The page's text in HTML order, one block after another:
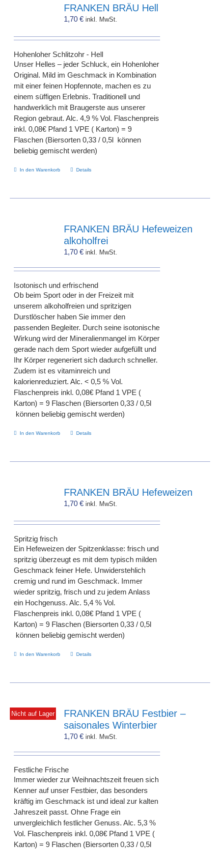
FRANKEN BRÄU Hell
1,70€ inkl. MwSt.
Hohenloher Schlitzohr - Hell
Unser Helles – jeder Schluck, ein Hohenloher
Original. Mild im Geschmack in Kombination
mit einer feinen Hopfennote, machen es zu
einem süffigen Erlebnis. Traditionell und
handwerklich mit Braugerste aus unserer
Region gebraut. Alc. 4,9 % Vol. Flaschenpreis
inkl. 0,08€ Pfand 1 VPE ( Karton) = 9
Flaschen (Biersorten 0,33 / 0,5l können
beliebig gemischt werden)
In den Warenkorb Details
FRANKEN BRÄU Hefeweizen
alkoholfrei
1,70€ inkl. MwSt.
Isotonisch und erfrischend
Ob beim Sport oder in der Freizeit mit
unserem alkoholfreien und spritzigen
Durstlöscher haben Sie immer den
passenden Begleiter. Durch seine isotonische
Wirkung wird der Mineralienmangel im Körper
gerade nach dem Sport wieder aufgefüllt und
Ihr Körper regeneriert sich dadurch schneller.
Zudem ist es vitaminreich und
kalorienreduziert. Alc. < 0,5 % Vol.
Flaschenpreis inkl. 0,08€ Pfand 1 VPE (
Karton) = 9 Flaschen (Biersorten 0,33 / 0,5l
können beliebig gemischt werden)
In den Warenkorb Details
FRANKEN BRÄU Hefeweizen
1,70€ inkl. MwSt.
Spritzig frisch
Ein Hefeweizen der Spitzenklasse: frisch und
spritzig überzeugt es mit dem typisch milden
Geschmack feiner Hefe. Unwiderstehlich
cremig und rund im Geschmack. Immer
wieder spritzig, frisch und zu jedem Anlass
ein Hochgenuss. Alc. 5,4 % Vol.
Flaschenpreis inkl. 0,08€ Pfand 1 VPE (
Karton) = 9 Flaschen (Biersorten 0,33 / 0,5l
können beliebig gemischt werden)
In den Warenkorb Details
Nicht auf Lager
FRANKEN BRÄU Festbier –
saisonales Winterbier
1,70€ inkl. MwSt.
Festliche Frische
Immer wieder zur Weihnachtszeit freuen sich
Kenner auf unser Festbier, das besonders
kräftig im Geschmack ist und ideal zur kalten
Jahreszeit passt. Ohne Frage ein
unvergleichlich festlicher Genuss. Alc. 5,3 %
Vol. Flaschenpreis inkl. 0,08€ Pfand 1 VPE (
Karton) = 9 Flaschen (Biersorten 0,33 / 0,5l